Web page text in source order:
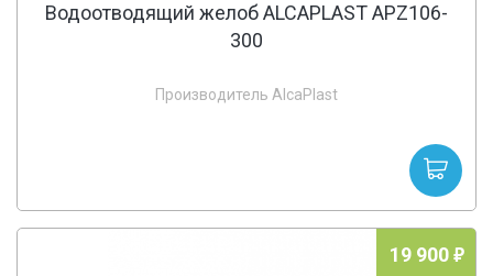
Водоотводящий желоб ALCAPLAST APZ106-
300
Производитель AlcaPlast
19 900